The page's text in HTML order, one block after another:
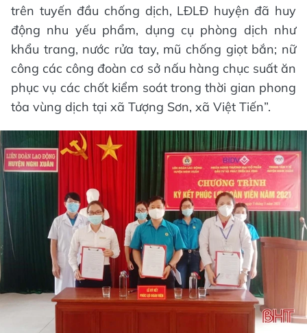
trên tuyến đầu chống dịch, LĐLĐ huyện đã huy
động nhu yếu phẩm, dụng cụ phòng dịch như
khẩu trang, nước rửa tay, mũ chống giọt bắn; nữ
công các công đoàn cơ sở nấu hàng chục suất ăn
phục vụ các chốt kiểm soát trong thời gian phong
tỏa vùng dịch tại xã Tượng Sơn, xã Việt Tiến”.